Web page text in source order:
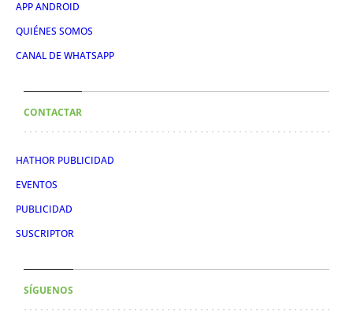
APP ANDROID
QUIÉNES SOMOS
CANAL DE WHATSAPP
CONTACTAR
HATHOR PUBLICIDAD
EVENTOS
PUBLICIDAD
SUSCRIPTOR
SÍGUENOS